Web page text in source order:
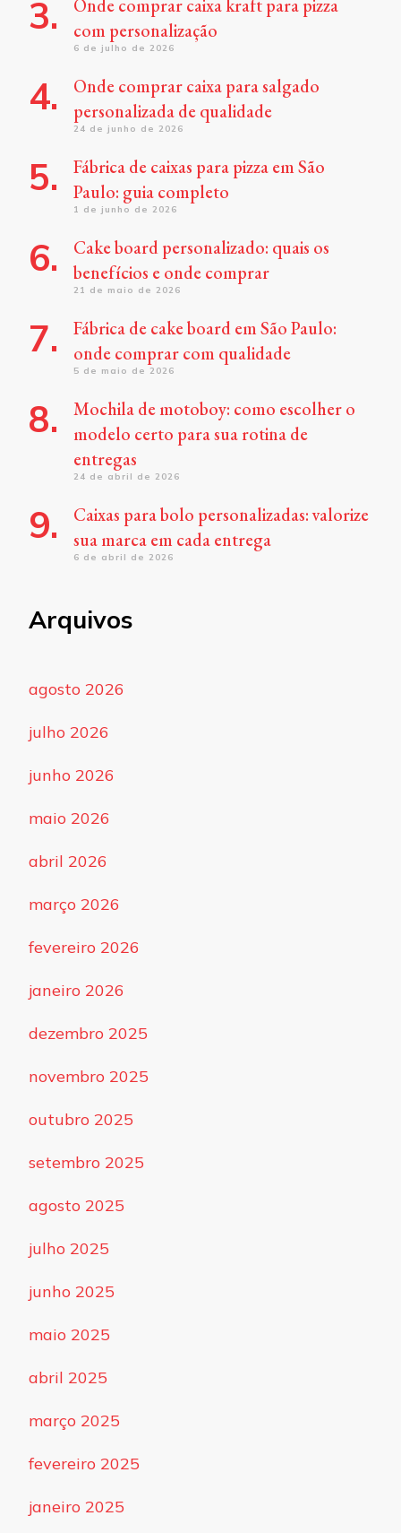
Onde comprar caixa kraft para pizza
com personalização
6 de julho de 2026
Onde comprar caixa para salgado
personalizada de qualidade
24 de junho de 2026
Fábrica de caixas para pizza em São
Paulo: guia completo
1 de junho de 2026
Cake board personalizado: quais os
benefícios e onde comprar
21 de maio de 2026
Fábrica de cake board em São Paulo:
onde comprar com qualidade
5 de maio de 2026
Mochila de motoboy: como escolher o
modelo certo para sua rotina de
entregas
24 de abril de 2026
Caixas para bolo personalizadas: valorize
sua marca em cada entrega
6 de abril de 2026
Arquivos
agosto 2026
julho 2026
junho 2026
maio 2026
abril 2026
março 2026
fevereiro 2026
janeiro 2026
dezembro 2025
novembro 2025
outubro 2025
setembro 2025
agosto 2025
julho 2025
junho 2025
maio 2025
abril 2025
março 2025
fevereiro 2025
janeiro 2025